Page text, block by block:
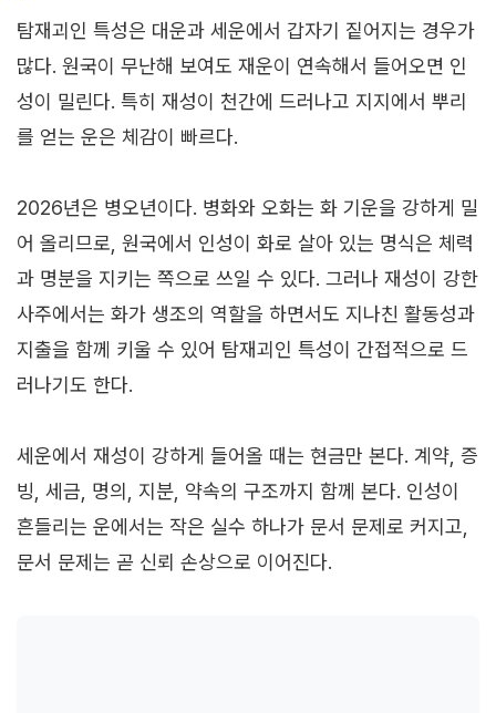
탐재괴인 특성은 대운과 세운에서 갑자기 짙어지는 경우가
많다. 원국이 무난해 보여도 재운이 연속해서 들어오면 인
성이 밀린다. 특히 재성이 천간에 드러나고 지지에서 뿌리
를 얻는 운은 체감이 빠르다.
2026년은 병오년이다. 병화와 오화는 화 기운을 강하게 밀
어 올리므로, 원국에서 인성이 화로 살아 있는 명식은 체력
과 명분을 지키는 쪽으로 쓰일 수 있다. 그러나 재성이 강한
사주에서는 화가 생조의 역할을 하면서도 지나친 활동성과
지출을 함께 키울 수 있어 탐재괴인 특성이 간접적으로 드
러나기도 한다.
세운에서 재성이 강하게 들어올 때는 현금만 본다. 계약, 증
빙, 세금, 명의, 지분, 약속의 구조까지 함께 본다. 인성이
흔들리는 운에서는 작은 실수 하나가 문서 문제로 커지고,
문서 문제는 곧 신뢰 손상으로 이어진다.